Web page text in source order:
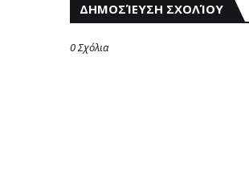
ΔΗΜΟΣΊΕΥΣΗ ΣΧΟΛΊΟΥ
0 Σχόλια